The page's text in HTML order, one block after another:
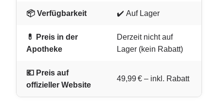
📦 Verfügbarkeit ✔️ Auf Lager
💊 Preis in der
Apotheke
Derzeit nicht auf
Lager (kein Rabatt)
💶 Preis auf
offizieller Website
49,99 € – inkl. Rabatt